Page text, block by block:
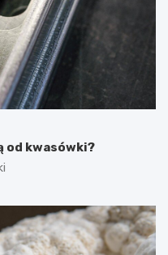
od kwasówki?